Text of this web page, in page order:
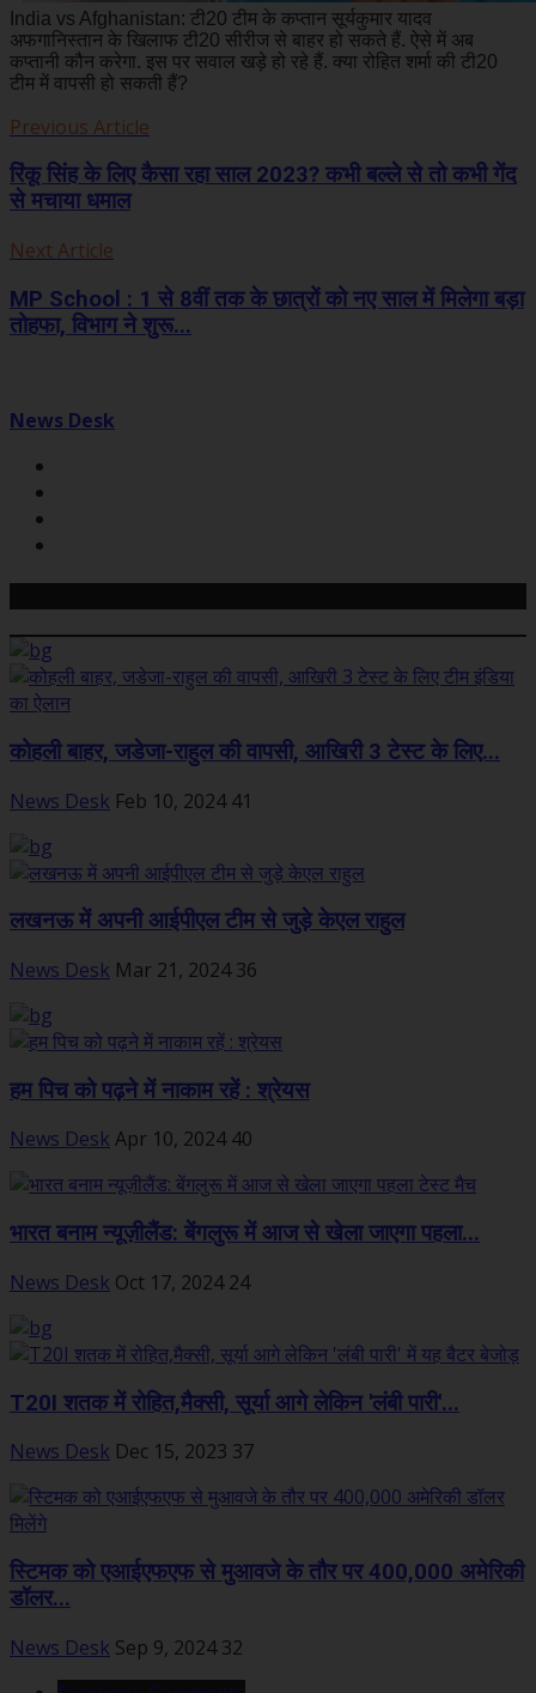
India vs Afghanistan: टी20 टीम के कप्तान सूर्यकुमार यादव
अफगानिस्तान के खिलाफ टी20 सीरीज से बाहर हो सकते हैं. ऐसे में अब
कप्तानी कौन करेगा. इस पर सवाल खड़े हो रहे हैं. क्या रोहित शर्मा की टी20
टीम में वापसी हो सकती हैं?
Previous Article
रिंकू सिंह के लिए कैसा रहा साल 2023? कभी बल्ले से तो कभी गेंद
से मचाया धमाल
Next Article
MP School : 1 से 8वीं तक के छात्रों को नए साल में मिलेगा बड़ा
तोहफा, विभाग ने शुरू...
News Desk
कोहली बाहर, जडेजा-राहुल की वापसी, आखिरी 3 टेस्ट के लिए...
News Desk Feb 10, 2024 41
लखनऊ में अपनी आईपीएल टीम से जुड़े केएल राहुल
News Desk Mar 21, 2024 36
हम पिच को पढ़ने में नाकाम रहें : श्रेयस
News Desk Apr 10, 2024 40
भारत बनाम न्यूज़ीलैंड: बेंगलुरू में आज से खेला जाएगा पहला...
News Desk Oct 17, 2024 24
T20I शतक में रोहित,मैक्‍सी, सूर्या आगे लेकिन 'लंबी पारी'...
News Desk Dec 15, 2023 37
स्टिमक को एआईएफएफ से मुआवजे के तौर पर 400,000 अमेरिकी
डॉलर...
News Desk Sep 9, 2024 32